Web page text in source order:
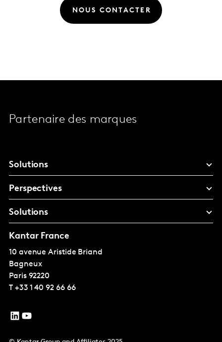
NOUS CONTACTER
Partenaire des marques
Solutions
Perspectives
Solutions
Kantar France
10 avenue Aristide Briand
Bagneux
Paris 92220
T +33 1 40 92 66 66